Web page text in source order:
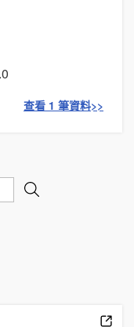
查看 1 筆資料>>